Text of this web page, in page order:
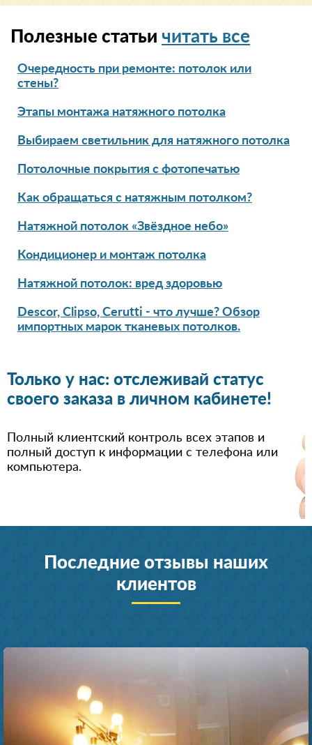
Полезные статьи читать все
Очередность при ремонте: потолок или
стены?
Этапы монтажа натяжного потолка
Выбираем светильник для натяжного потолка
Потолочные покрытия с фотопечатью
Как обращаться с натяжным потолком?
Натяжной потолок «Звёздное небо»
Кондиционер и монтаж потолка
Натяжной потолок: вред здоровью
Descor, Clipso, Cerutti - что лучше? Обзор
импортных марок тканевых потолков.
Только у нас: отслеживай статус
своего заказа в личном кабинете!
Полный клиентский контроль всех этапов и
полный доступ к информации с телефона или
компьютера.
Последние отзывы наших
клиентов